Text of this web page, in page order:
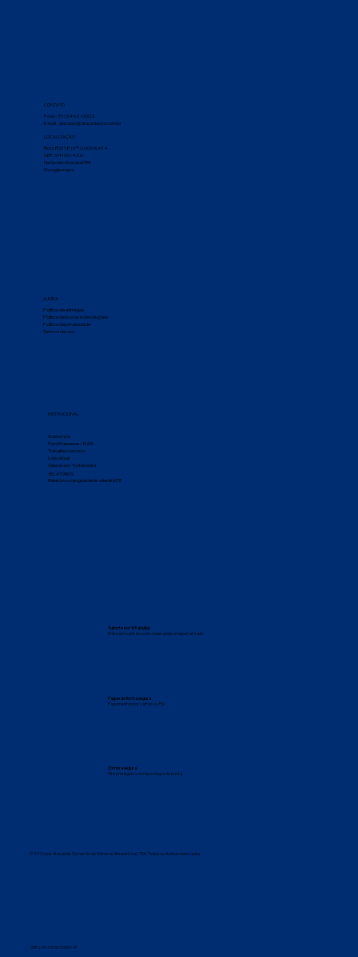
Suporte por WhatsApp
Entre em contato com nosso pessoal especializado
Pague de forma segura
Pagamentos por cartão ou PIX
Compra segura
Site protegido com tecnologia de ponta
INSTITUCIONAL
Sobre nós
Para Empresas / B2B
Trabalhe conosco
Loja virtual
Seja nosso fornecedor
RELATÓRIOS
Relatórios de igualdade salarial MTE
AJUDA
Política de entregas
Política de trocas e devoluções
Política de privacidade
Termos de uso
CONTATO
Fone - (51) 3462-0002
E-mail - atacado@atacadaors.com.br
LOCALIZAÇÃO
Rod. RS118 | nº10.000 Km14
CEP: 94100-420
Neópolis-Gravataí/RS
Google maps
© 2026 por Atacadão Comercio de Gêneros Alimentícios LTDA. Todos os direitos reservados.
CNPJ: 90.341.561/0001-47